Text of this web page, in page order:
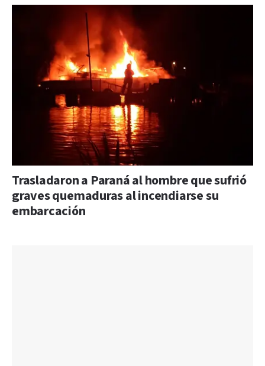
Trasladaron a Paraná al hombre que sufrió
graves quemaduras al incendiarse su
embarcación